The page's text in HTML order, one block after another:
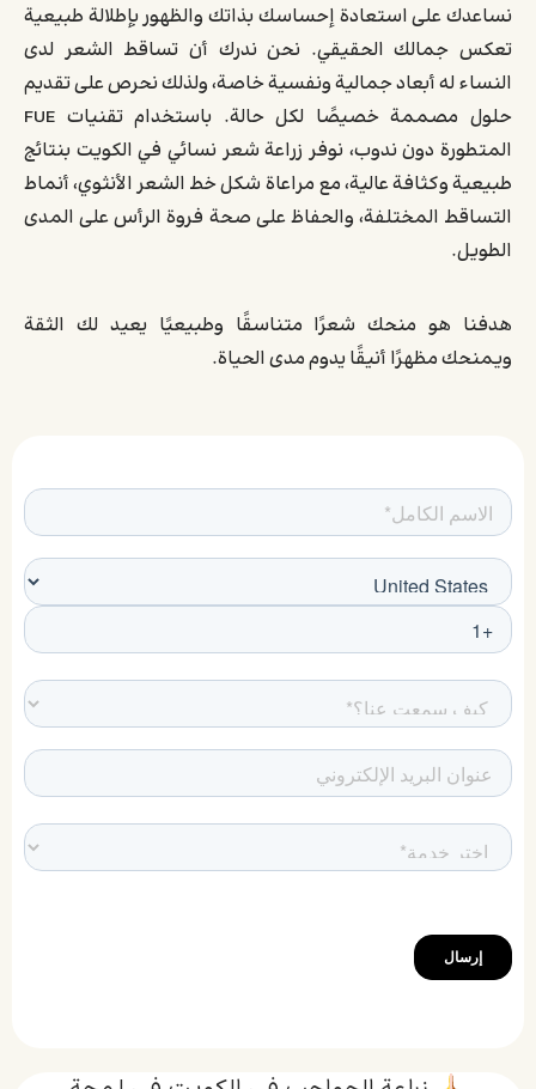
نساعدك على استعادة إحساسك بذاتك والظهور بإطلالة طبيعية
تعكس جمالك الحقيقي. نحن ندرك أن تساقط الشعر لدى
النساء له أبعاد جمالية ونفسية خاصة، ولذلك نحرص على تقديم
حلول مصممة خصيصًا لكل حالة. باستخدام تقنيات FUE
المتطورة دون ندوب، نوفر زراعة شعر نسائي في الكويت بنتائج
طبيعية وكثافة عالية، مع مراعاة شكل خط الشعر الأنثوي، أنماط
التساقط المختلفة، والحفاظ على صحة فروة الرأس على المدى
الطويل.
هدفنا هو منحك شعرًا متناسقًا وطبيعيًا يعيد لك الثقة
ويمنحك مظهرًا أنيقًا يدوم مدى الحياة.